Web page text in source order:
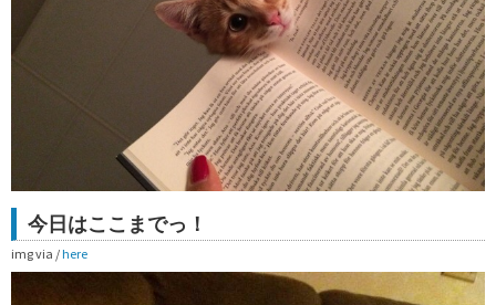
今日はここまでっ！
img via / here